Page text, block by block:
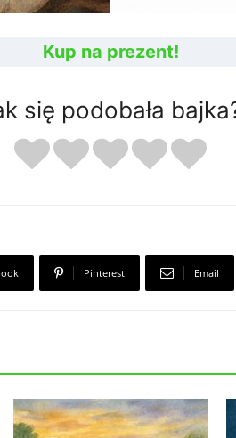
Kup na prezent!
się podobała
Pinterest Email